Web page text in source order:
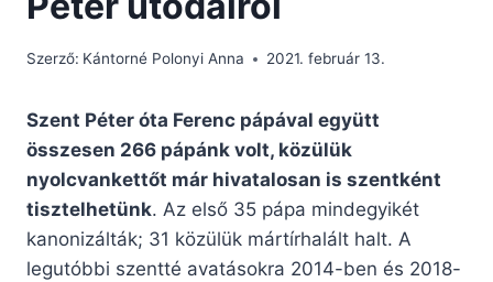
Szerző: Kántorné Polonyi Anna 2021. február 13.
Szent Péter óta Ferenc pápával együtt
összesen 266 pápánk volt, közülük
nyolcvankettőt már hivatalosan is szentként
tisztelhetünk. Az első 35 pápa mindegyikét
kanonizálták; 31 közülük mártírhalált halt. A
legutóbbi szentté avatásokra 2014-ben és 2018-